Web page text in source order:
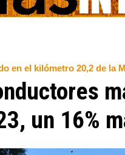
en el kilómetro 20,2 de la
un 16%